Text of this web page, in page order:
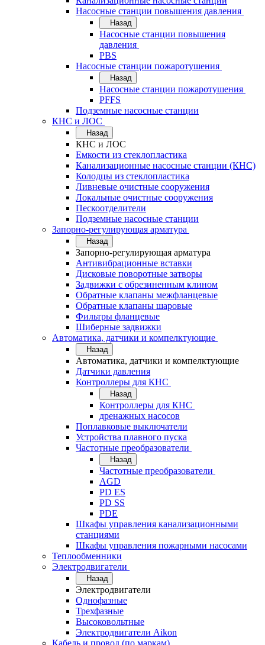
Насосные станции повышения давления
Назад
Насосные станции повышения
давления
PBS
Насосные станции пожаротушения
Назад
Насосные станции пожаротушения
PFFS
Подземные насосные станции
КНС и ЛОС
Назад
КНС и ЛОС
Емкости из стеклопластика
Канализационные насосные станции (КНС)
Колодцы из стеклопластика
Ливневые очистные сооружения
Локальные очистные сооружения
Пескоотделители
Подземные насосные станции
Запорно-регулирующая арматура
Назад
Запорно-регулирующая арматура
Антивибрационные вставки
Дисковые поворотные затворы
Задвижки с обрезиненным клином
Обратные клапаны межфланцевые
Обратные клапаны шаровые
Фильтры фланцевые
Шиберные задвижки
Автоматика, датчики и компелктующие
Назад
Автоматика, датчики и компелктующие
Датчики давления
Контроллеры для КНС
Назад
Контроллеры для КНС
дренажных насосов
Поплавковые выключатели
Устройства плавного пуска
Частотные преобразователи
Назад
Частотные преобразователи
AGD
PD ES
PD SS
PDE
Шкафы управления канализационными
станциями
Шкафы управления пожарными насосами
Теплообменники
Электродвигатели
Назад
Электродвигатели
Однофазные
Трехфазные
Высоковольтные
Электродвигатели Aikon
Кабель и провод (по маркам)